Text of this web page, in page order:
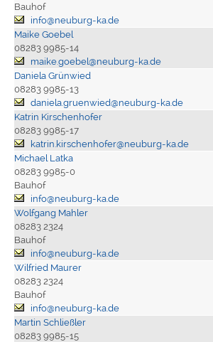
Bauhof
info@neuburg-ka.de
Maike Goebel
08283 9985-14
maike.goebel@neuburg-ka.de
Daniela Grünwied
08283 9985-13
daniela.gruenwied@neuburg-ka.de
Katrin Kirschenhofer
08283 9985-17
katrin.kirschenhofer@neuburg-ka.de
Michael Latka
08283 9985-0
Bauhof
info@neuburg-ka.de
Wolfgang Mahler
08283 2324
Bauhof
info@neuburg-ka.de
Wilfried Maurer
08283 2324
Bauhof
info@neuburg-ka.de
Martin Schließler
08283 9985-15